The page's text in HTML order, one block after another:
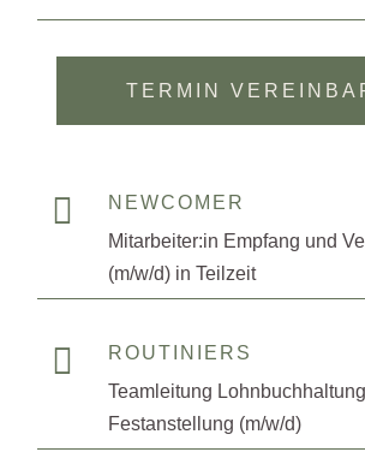
TERMIN

NEWCOMER
Mitarbeiter:in Empfang und
(m/w/d) in Teilzeit

ROUTINIERS
Teamleitung
Festanstellung (m/w/d)